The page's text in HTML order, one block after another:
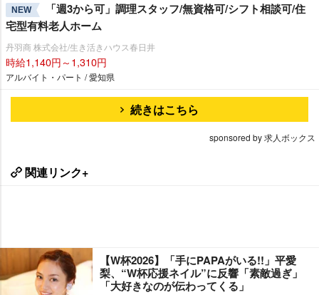
NEW
「週3から可」調理スタッフ/無資格可/シフト相談可/住
宅型有料老人ホーム
丹羽商 株式会社/生き活きハウス春日井
時給1,140円～1,310円
アルバイト・パート / 愛知県
続きはこちら
sponsored by 求人ボックス
関連リンク+
【W杯2026】「手にPAPAがいる!!」平愛
梨、“W杯応援ネイル”に反響「素敵過ぎ」
「大好きなのが伝わってくる」